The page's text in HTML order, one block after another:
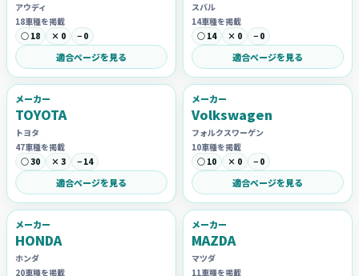
アウディ
18車種を掲載
○ 18
× 0 − 0
適合ページを見る
スバル
14車種を掲載
○ 14
× 0 − 0
適合ページを見る
メーカー
TOYOTA
トヨタ
47車種を掲載
○ 30
× 3 − 14
適合ページを見る
メーカー
Volkswagen
フォルクスワーゲン
10車種を掲載
○ 10
× 0 − 0
適合ページを見る
メーカー
HONDA
ホンダ
20車種を掲載
メーカー
MAZDA
マツダ
11車種を掲載